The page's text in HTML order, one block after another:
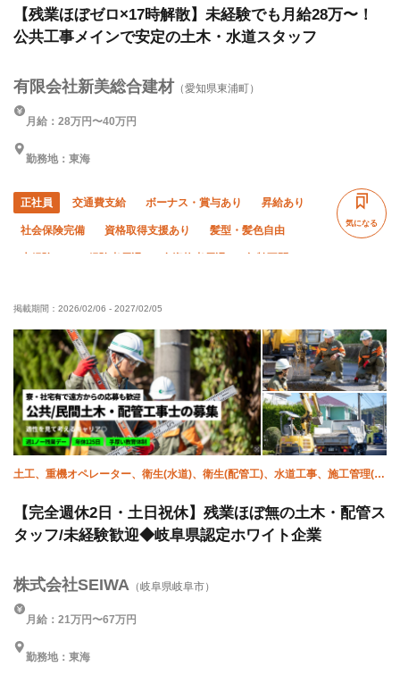
【残業ほぼゼロ×17時解散】未経験でも月給28万〜！
公共工事メインで安定の土木・水道スタッフ
有限会社新美総合建材 （愛知県東浦町）
月給：28万円〜40万円
勤務地：東海
正社員 交通費支給 ボーナス・賞与あり 昇給あり
社会保険完備 資格取得支援あり 髪型・髪色自由
土日休み 残業ゼロ 残業月10時間以下
車・バイク通勤OK 夏季休暇 年末年始休暇
気になる
掲載期間： 2026/02/06 - 2027/02/05
土工、重機オペレーター、衛生(水道)、衛生(配管工)、水道工事、施工管理(土
【完全週休2日・土日祝休】残業ほぼ無の土木・配管ス
タッフ/未経験歓迎◆岐阜県認定ホワイト企業
株式会社SEIWA （岐阜県岐阜市）
月給：21万円〜67万円
勤務地：東海